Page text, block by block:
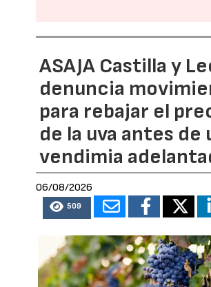
ASAJA Castilla y
denuncia
para rebajar el
de la uva antes de
vendimia
06/08/2026
509